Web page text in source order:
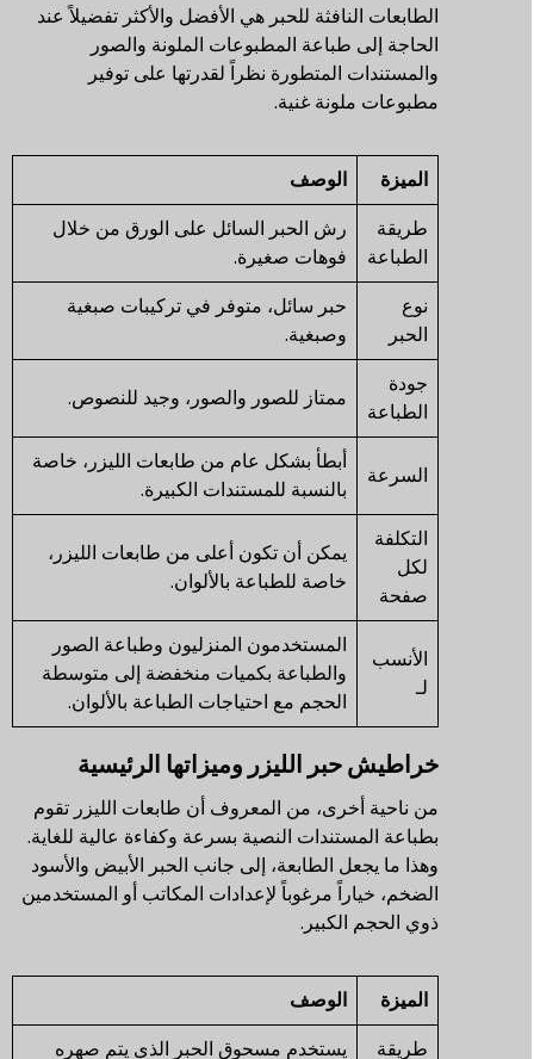
الطابعات النافثة للحبر هي الأفضل والأكثر تفضيلاً عند
الحاجة إلى طباعة المطبوعات الملونة والصور
والمستندات المتطورة نظراً لقدرتها على توفير
مطبوعات ملونة غنية.
الميزة
الوصف
طريقة
الطباعة
رش الحبر السائل على الورق من خلال
فوهات صغيرة.
نوع
الحبر
حبر سائل، متوفر في تركيبات صبغية
وصبغية.
جودة
الطباعة
ممتاز للصور والصور، وجيد للنصوص.
السرعة
أبطأ بشكل عام من طابعات الليزر، خاصة
بالنسبة للمستندات الكبيرة.
التكلفة
لكل
صفحة
يمكن أن تكون أعلى من طابعات الليزر،
خاصة للطباعة بالألوان.
الأنسب
لـ
المستخدمون المنزليون وطباعة الصور
والطباعة بكميات منخفضة إلى متوسطة
الحجم مع احتياجات الطباعة بالألوان.
خراطيش حبر الليزر وميزاتها الرئيسية
من ناحية أخرى، من المعروف أن طابعات الليزر تقوم
بطباعة المستندات النصية بسرعة وكفاءة عالية للغاية.
وهذا ما يجعل الطابعة، إلى جانب الحبر الأبيض والأسود
الضخم، خياراً مرغوباً لإعدادات المكاتب أو المستخدمين
ذوي الحجم الكبير.
الميزة
الوصف
طريقة
يستخدم مسحوق الحبر الذي يتم صهره